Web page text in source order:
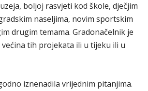
boljoj rasvjeti kod škole, dječjim
naseljima, novim sportskim
drugim temama. Gradonačelnik je
tih projekata ili u tijeku ili u
iznenadila vrijednim pitanjima.